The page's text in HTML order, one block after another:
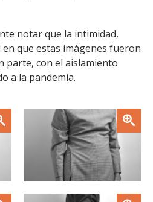
notar que la intimidad,
que estas imágenes fueron
parte, con el aislamiento
a la pandemia.